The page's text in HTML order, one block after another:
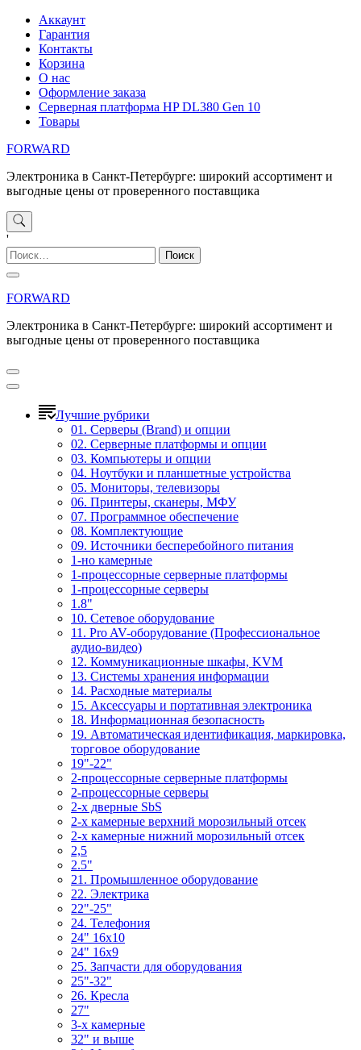
Перейти
содержимому
Аккаунт
Гарантия
Контакты
Корзина
О нас
Оформление заказа
Серверная платформа HP DL380 Gen 10
Товары
FORWARD
Электроника в Санкт-Петербурге: широкий ассортимент и
выгодные цены от проверенного поставщика
'
Найти:
FORWARD
Электроника в Санкт-Петербурге: широкий ассортимент и
выгодные цены от проверенного поставщика
Лучшие рубрики
01. Серверы (Brand) и опции
02. Серверные платформы и опции
03. Компьютеры и опции
04. Ноутбуки и планшетные устройства
05. Мониторы, телевизоры
06. Принтеры, сканеры, МФУ
07. Программное обеспечение
08. Комплектующие
09. Источники бесперебойного питания
1-но камерные
1-процессорные серверные платформы
1-процессорные серверы
1.8"
10. Сетевое оборудование
11. Pro AV-оборудование (Профессиональное
аудио-видео)
12. Коммуникационные шкафы, KVM
13. Системы хранения информации
14. Расходные материалы
15. Аксессуары и портативная электроника
18. Информационная безопасность
19. Автоматическая идентификация, маркировка,
торговое оборудование
19"-22"
2-процессорные серверные платформы
2-процессорные серверы
2-х дверные SbS
2-х камерные верхний морозильный отсек
2-х камерные нижний морозильный отсек
2,5
2.5"
21. Промышленное оборудование
22. Электрика
22"-25"
24. Телефония
24" 16x10
24" 16x9
25. Запчасти для оборудования
25"-32"
26. Кресла
27"
3-x камерные
32" и выше